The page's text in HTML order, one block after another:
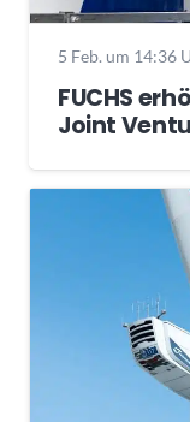
5 Feb. um 14:36
FUCHS
Joint